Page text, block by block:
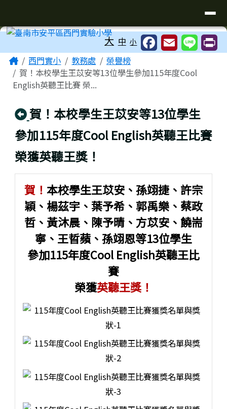
工具列 大 中 小
主內容區域
Home西門實小 教務處
榮譽榜
賀！本校學生王苡安等13位學生參加115年度Cool
English英聽王比賽 榮...
回上頁
賀！本校學生王苡安等13位學生
參加115年度Cool English英聽王比賽
榮獲英聽王獎！
賀！ 本校學生王苡安、孫翊捷、許宗
穎、楊茲宇、葉予希、郭禹樂、蔡政
哲、黃沐晨、陳予晴、方苡安、饒耑
寧、王晢蘋、孫翊恩等13位學生
參加115年度Cool English英聽王比
賽
榮獲英聽王獎！
頁尾區域